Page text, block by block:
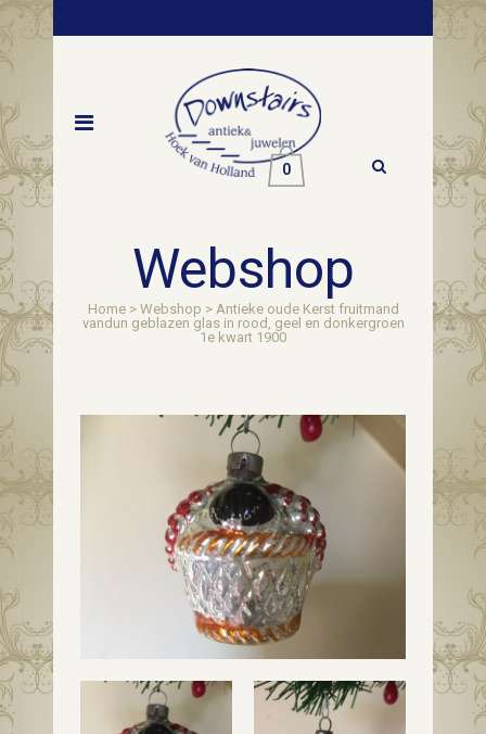
0
Webshop
Home> Webshop > Antieke oude Kerst fruitmand
vandun geblazen glas in rood, geel en donkergroen
1e kwart 1900